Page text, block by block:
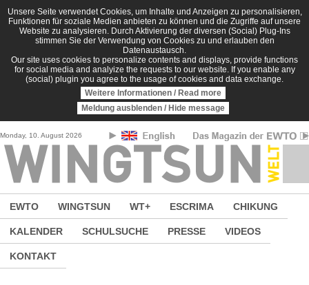
Direkt zum Inhalt
Unsere Seite verwendet Cookies, um Inhalte und Anzeigen zu personalisieren,
Funktionen für soziale Medien anbieten zu können und die Zugriffe auf unsere
Website zu analysieren. Durch Aktivierung der diversen (Social) Plug-Ins
stimmen Sie der Verwendung von Cookies zu und erlauben den
Datenaustausch.
Our site uses cookies to personalize contents and displays, provide functions
for social media and analyize the requests to our website. If you enable any
(social) plugin you agree to the usage of cookies and data exchange.
Weitere Informationen / Read more
Meldung ausblenden / Hide message
Monday, 10. August 2026
EWTO WINGTSUN WT+ ESCRIMA CHIKUNG
KALENDER SCHULSUCHE PRESSE VIDEOS
KONTAKT